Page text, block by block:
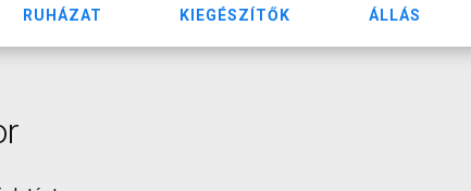
RUHÁZAT KIEGÉSZÍTŐK ÁLLÁS